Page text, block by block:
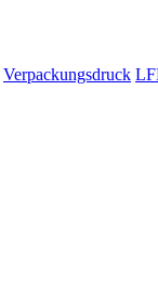
Verpackungsdruck